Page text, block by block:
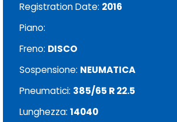
Registration Date: 2016
Piano:
Freno: DISCO
Sospensione: NEUMATICA
Pneumatici: 385/65 R 22.5
Lunghezza: 14040